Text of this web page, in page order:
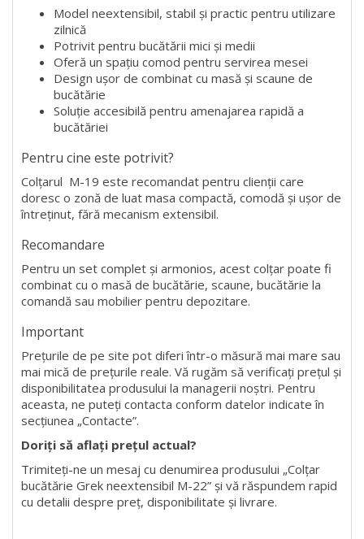
Model neextensibil, stabil și practic pentru utilizare
zilnică
Potrivit pentru bucătării mici și medii
Oferă un spațiu comod pentru servirea mesei
Design ușor de combinat cu masă și scaune de
bucătărie
Soluție accesibilă pentru amenajarea rapidă a
bucătăriei
Pentru cine este potrivit?
Colțarul M-19 este recomandat pentru clienții care
doresc o zonă de luat masa compactă, comodă și ușor de
întreținut, fără mecanism extensibil.
Recomandare
Pentru un set complet și armonios, acest colțar poate fi
combinat cu o masă de bucătărie, scaune, bucătărie la
comandă sau mobilier pentru depozitare.
Important
Prețurile de pe site pot diferi într-o măsură mai mare sau
mai mică de prețurile reale. Vă rugăm să verificați prețul și
disponibilitatea produsului la managerii noștri. Pentru
aceasta, ne puteți contacta conform datelor indicate în
secțiunea „Contacte”.
Doriți să aflați prețul actual?
Trimiteți-ne un mesaj cu denumirea produsului „Colțar
bucătărie Grek neextensibil M-22” și vă răspundem rapid
cu detalii despre preț, disponibilitate și livrare.